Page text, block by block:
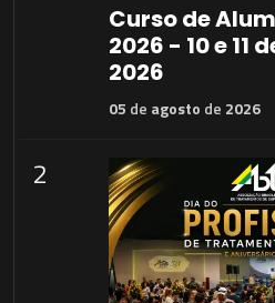
Curso de
2026 - 10 e 11
2026
05 de agosto de 2026
2